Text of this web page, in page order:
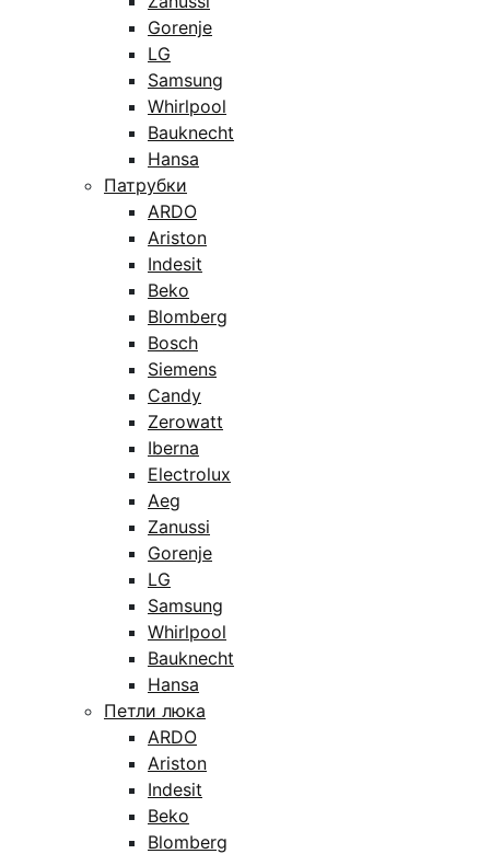
Gorenje
LG
Samsung
Whirlpool
Bauknecht
Hansa
Патрубки
ARDO
Ariston
Indesit
Beko
Blomberg
Bosch
Siemens
Candy
Zerowatt
Iberna
Electrolux
Aeg
Zanussi
Gorenje
LG
Samsung
Whirlpool
Bauknecht
Hansa
Петли люка
ARDO
Ariston
Indesit
Beko
Blomberg